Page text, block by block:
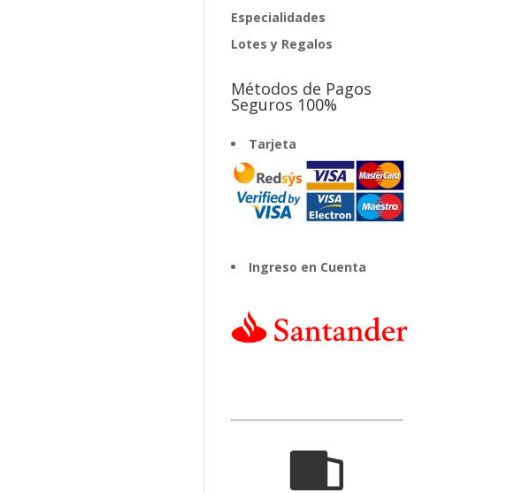
Especialidades
Lotes y Regalos
Métodos de Pagos
Seguros 100%
Tarjeta
Ingreso en Cuenta